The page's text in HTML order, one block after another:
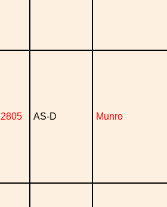
AS-D Munro